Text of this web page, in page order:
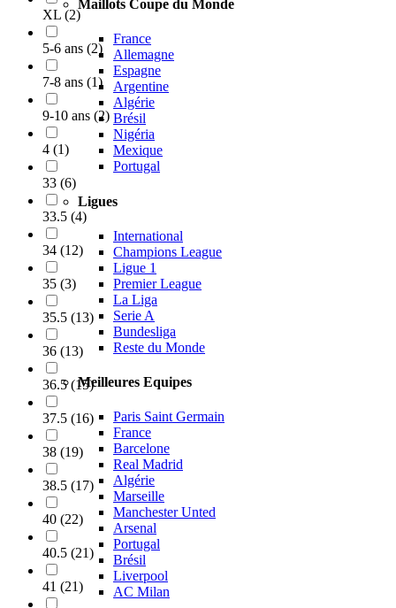
Maillots Coupe du Monde
France
Allemagne
Espagne
Argentine
Algérie
Brésil
Nigéria
Mexique
Portugal
Ligues
International
Champions League
Ligue 1
Premier League
La Liga
Serie A
Bundesliga
Reste du Monde
Meilleures Equipes
Paris Saint Germain
France
Barcelone
Real Madrid
Algérie
Marseille
Manchester Unted
Arsenal
Portugal
Brésil
Liverpool
AC Milan
XL (2)
5-6 ans (2)
7-8 ans (1)
9-10 ans (2)
4 (1)
33 (6)
33.5 (4)
34 (12)
35 (3)
35.5 (13)
36 (13)
36.5 (15)
37.5 (16)
38 (19)
38.5 (17)
40 (22)
40.5 (21)
41 (21)